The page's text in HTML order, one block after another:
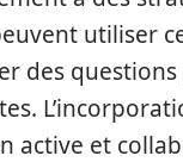
utiliser
des
active et